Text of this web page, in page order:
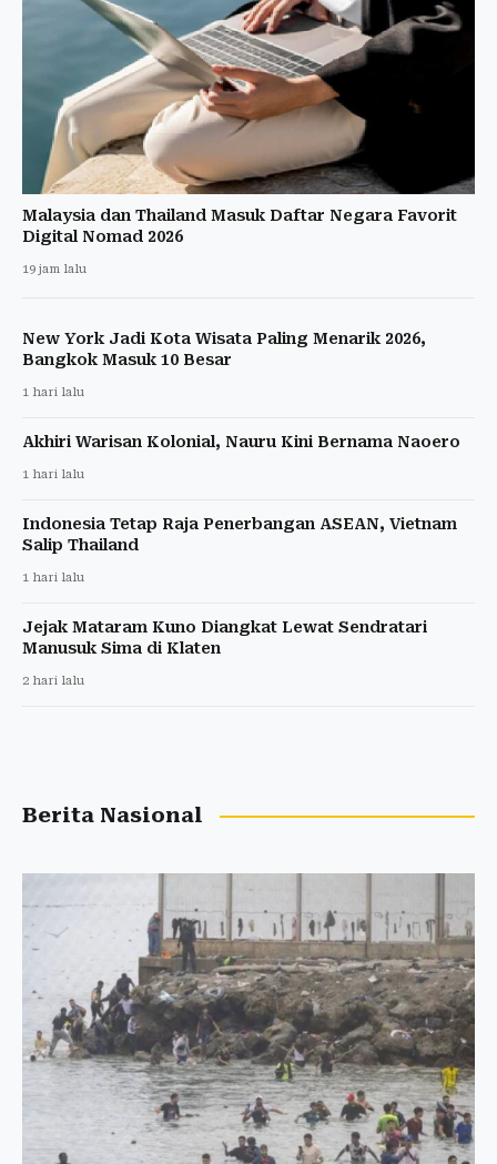
Malaysia dan Thailand Masuk Daftar Negara Favorit
Digital Nomad 2026
19 jam lalu
New York Jadi Kota Wisata Paling Menarik 2026,
Bangkok Masuk 10 Besar
1 hari lalu
Akhiri Warisan Kolonial, Nauru Kini Bernama Naoero
1 hari lalu
Indonesia Tetap Raja Penerbangan ASEAN, Vietnam
Salip Thailand
1 hari lalu
Jejak Mataram Kuno Diangkat Lewat Sendratari
Manusuk Sima di Klaten
2 hari lalu
Berita Nasional